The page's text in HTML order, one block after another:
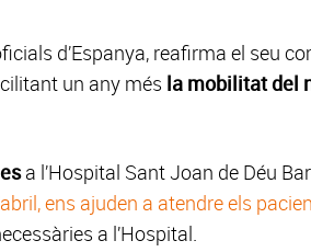
d’Espanya, reafirma el seu
un any més la mobilitat del
a l’Hospital Sant Joan de Déu
ens ajuden a atendre els
a l’Hospital.